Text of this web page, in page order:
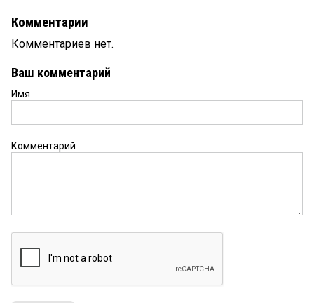
Комментарии
Комментариев нет.
Ваш комментарий
Имя
Комментарий